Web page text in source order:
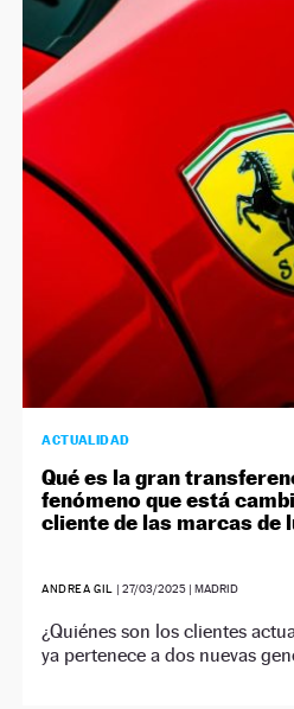
ACTUALIDAD
Qué es la gran
fenómeno que está
cliente de las marcas de
ANDREA GIL | 27/03/2025| MADRID
¿Quiénes son los clientes
ya pertenece a dos nuevas